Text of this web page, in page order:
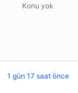
Konu yok
1 gün 17 saat önce